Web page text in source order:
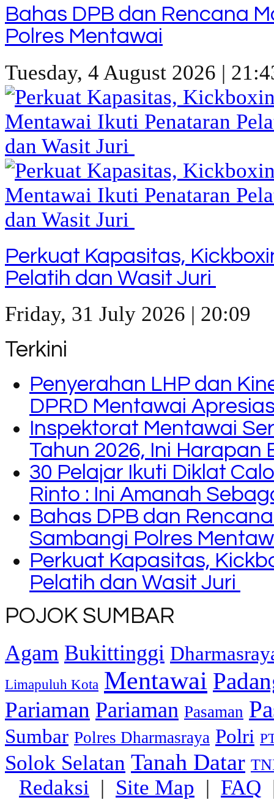
Bahas DPB dan Rencana
Polres Mentawai
Tuesday, 4 August 2026 |
Perkuat Kapasitas,
Pelatih dan Wasit Juri
Friday, 31 July 2026 | 20:09
Terkini
Penyerahan LHP dan
DPRD Mentawai
Inspektorat Mentawai
Tahun 2026, Ini Harapan
30 Pelajar Ikuti Diklat
Rinto : Ini Amanah
Bahas DPB dan
Sambangi Polres
Perkuat Kapasitas,
Pelatih dan Wasit Juri
POJOK SUMBAR
Agam Bukittinggi
Limapuluh Kota Mentawai
Pariaman Pariaman Pasaman
Sumbar Polres Dharmasraya Polri
Solok Selatan Tanah Datar
Redaksi | Site Map | FAQ